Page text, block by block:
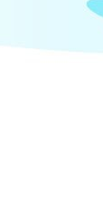
28 фев